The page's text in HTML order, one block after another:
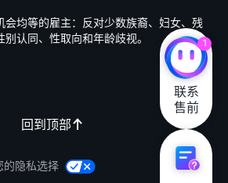
回到顶部
会均等的雇主：反对少数族裔、妇女、残
认同、性取向和年龄歧视。
的隐私选择
1
联系
售前